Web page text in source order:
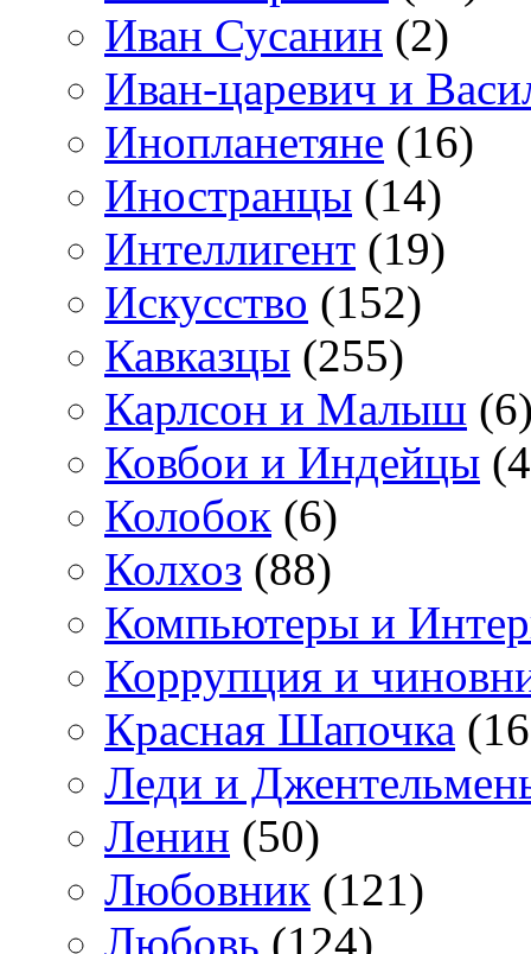
Иван Сусанин (2)
Иван-царевич и
Инопланетяне (16)
Иностранцы (14)
Интеллигент (19)
Искусство (152)
Кавказцы (255)
Карлсон и Малыш
Ковбои и Индейцы
Колобок (6)
Колхоз (88)
Компьютеры и
Коррупция и
Красная Шапочка
Леди и
Ленин (50)
Любовник (121)
Любовь (124)